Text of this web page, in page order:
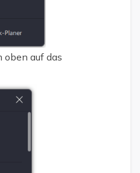
oben auf das